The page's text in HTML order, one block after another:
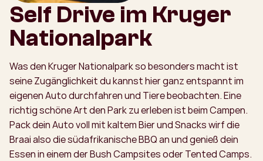
Self Drive im Kruger
Nationalpark
Was den Kruger Nationalpark so besonders macht ist
seine Zugänglichkeit du kannst hier ganz entspannt im
eigenen Auto durchfahren und Tiere beobachten. Eine
richtig schöne Art den Park zu erleben ist beim Campen.
Pack dein Auto voll mit kaltem Bier und Snacks wirf die
Braai also die südafrikanische BBQ an und genieß dein
Essen in einem der Bush Campsites oder Tented Camps.